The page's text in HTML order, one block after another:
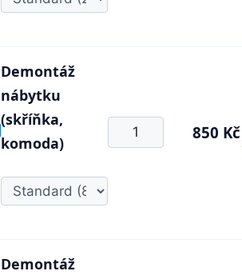
Demontáž
nábytku
(skříňka,
komoda)
850 Kč
Demontáž